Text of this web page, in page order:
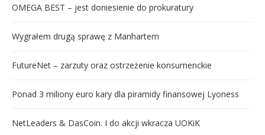
OMEGA BEST – jest doniesienie do prokuratury
Wygrałem drugą sprawę z Manhartem
FutureNet – zarzuty oraz ostrzeżenie konsumenckie
Ponad 3 miliony euro kary dla piramidy finansowej Lyoness
NetLeaders & DasCoin. I do akcji wkracza UOKiK